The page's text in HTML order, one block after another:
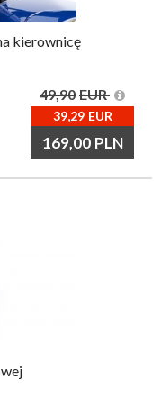
kierownicę
49,90 EUR
39,29 EUR
169,00 PLN